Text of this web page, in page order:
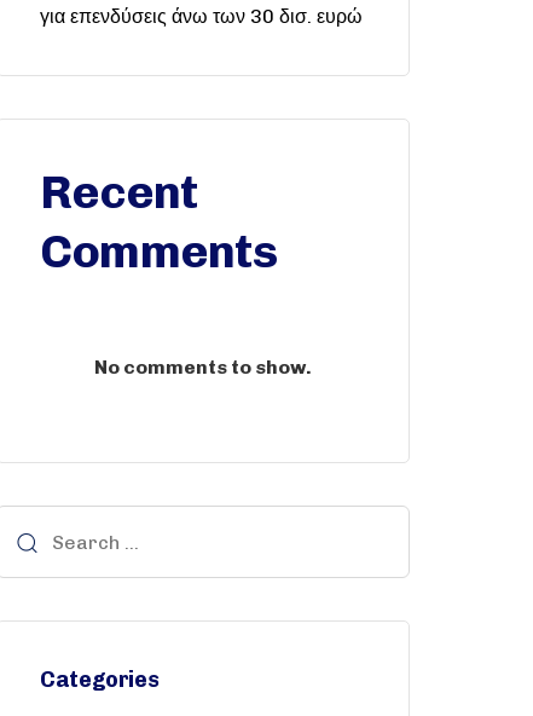
για επενδύσεις άνω των 30 δισ. ευρώ
Recent
Comments
No comments to show.
Categories